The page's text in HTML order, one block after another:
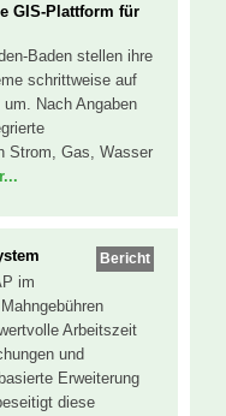
GIS-Plattform für
Baden stellen ihre
schrittweise auf
Nach Angaben
Strom, Gas, Wasser
Bericht
im
Arbeitszeit
und
Erweiterung
diese